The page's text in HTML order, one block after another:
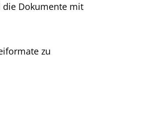
die Dokumente mit
zu